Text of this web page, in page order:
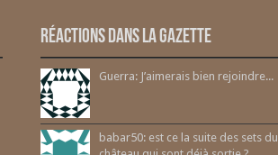
Réactions dans la gazette
Guerra: J’aimerais bien rejoindre...
babar50: est ce la suite des sets du